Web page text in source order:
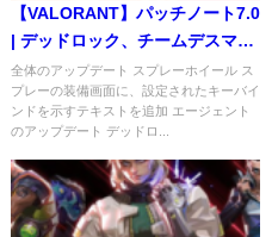
【VALORANT】パッチノート7.0
| デッドロック、チームデスマッ
チが追加、プログレッションシ
ステムがアップデート
全体のアップデート スプレーホイール ス
プレーの装備画面に、設定されたキーバイ
ンドを示すテキストを追加 エージェント
のアップデート デッドロ...